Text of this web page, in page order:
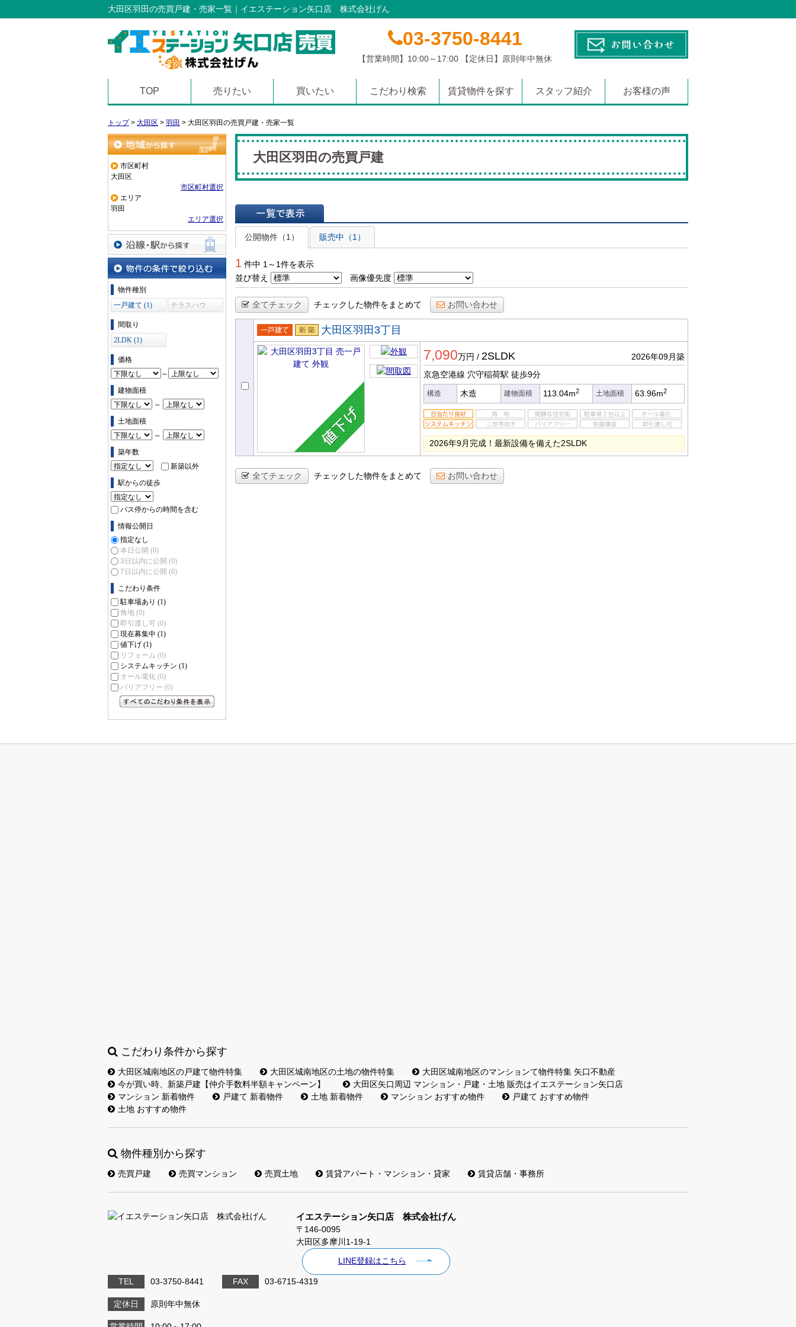
大田区羽田の売買戸建・売家一覧｜イエステーション矢口店 株式会社げん
03-3750-8441
【営業時間】10:00～17:00 【定休日】原則年中無休
TOP 売りたい 買いたい こだわり検索 賃貸物件を探す スタッフ紹介 お客様の声
トップ> 大田区 > 羽田 > 大田区羽田の売買戸建・売家一覧
地域から探す
市区町村
大田区
市区町村選択
エリア
羽田
エリア選択
沿線・駅から探す
物件の条件で絞り込む
物件種別
一戸建て (1)
テラスハウ
間取り
2LDK (1)
価格
～
建物面積
～
土地面積
～
築年数
新築以外
駅からの徒歩
バス停からの時間を含む
情報公開日
指定なし
本日公開 (0)
3日以内に公開 (0)
7日以内に公開 (0)
こだわり条件
駐車場あり (1)
角地 (0)
即引渡し可 (0)
現在募集中 (1)
値下げ (1)
リフォーム (0)
システムキッチン (1)
オール電化 (0)
バリアフリー (0)
大田区羽田の売買戸建
一覧で表示
公開物件（1）
販売中（1）
1 件中 1～1件を表示
並び替え
画像優先度
全てチェック チェックした物件をまとめて お問い合わせ
売一戸建
て
新築
大田区羽田3丁目
7,090万円 / 2SLDK
2026年09月築
京急空港線 穴守稲荷駅 徒歩9分
構造 木造 建物面積 113.04m2 土地面積 63.96m2
2026年9月完成！最新設備を備えた2SLDK
全てチェック チェックした物件をまとめて お問い合わせ
こだわり条件から探す
大田区城南地区の戸建て物件特集 大田区城南地区の土地の物件特集
大田区城南地区のマンションて物件特集 矢口不動産
今が買い時、新築戸建【仲介手数料半額キャンペーン】
大田区矢口周辺 マンション・戸建・土地 販売はイエステーション矢口店
マンション 新着物件
戸建て 新着物件 土地 新着物件 マンション おすすめ物件
戸建て おすすめ物件
土地 おすすめ物件
物件種別から探す
売買戸建 売買マンション 売買土地 賃貸アパート・マンション・貸家 賃貸店舗・事務所
イエステーション矢口店 株式会社げん
〒146-0095
大田区多摩川1-19-1
LINE登録はこちら
TEL 03-3750-8441 FAX 03-6715-4319
定休日 原則年中無休